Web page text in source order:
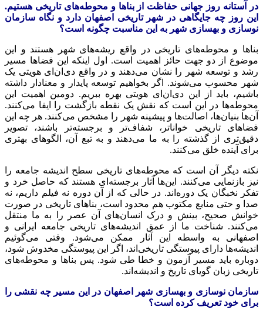
در آستانه روز جهانی حفاظت از بناها و محوطه‌های تاریخی هستیم.
این روز چه جایگاهی در شهر تاریخی اصفهان دارد و نگاه سازمان
نوسازی و بهسازی شهر به این مناسبت چگونه است؟
بناها و محوطه‌های تاریخی در واقع ریشه‌های شهر هستند و این
موضوع از دو جهت حائز اهمیت است. اول اینکه این فضاها مسیر
رشد و توسعه شهر را نشان می‌دهند و در واقع دی‌ان‌ای هویتی یک
شهر محسوب می‌شوند. اگر بخواهیم توسعه پایدار و معنادار داشته
باشیم، باید از این دی‌ان‌ای هویتی بهره ببریم. دومین اهمیت این
محوطه‌ها در این است که نقش یک نقطه بازگشت را ایفا می‌کنند.
آن‌ها بنیان‌ها، اصالت‌ها و پیشینه شهر را مشخص می‌کنند. هر چه این
فضاهای تاریخی خواناتر، شفاف‌تر و برجسته‌تر باشند، تصویر
دقیق‌تری از گذشته را به ما می‌دهند و به تبع آن، الگوهای بهتری
برای آینده خلق می‌کنند.
نکته دیگر آن است که محوطه‌های تاریخی سطح اندیشه جامعه را
نیز بازنمایی می‌کنند. این‌ها آثار برجسته‌ای هستند که حاصل خرد و
تفکر نخبگان یک دوره‌اند. در حالی که از آن دوره نه فیلم داریم، نه
صدا و حتی منابع مکتوب هم محدود است، بناهای تاریخی در صورت
خوانش صحیح، بینش و درک انسان‌های آن عصر را به ما منتقل
می‌کنند. شناخت ما از عمق اندیشه‌های تاریخی جامعه ایرانی و
اصفهانی به واسطه این آثار ممکن می‌شود. وقتی می‌گوئیم
اندیشه‌ها دارای پیوستگی تاریخی‌اند، اگر این پیوستگی مخدوش شود،
دوباره باید مسیر آزمون و خطا طی شود. پس بناها و محوطه‌های
تاریخی زبان گویای تاریخ و اندیشه‌اند.
سازمان نوسازی و بهسازی شهر اصفهان در این مسیر چه نقشی را
برای خود تعریف کرده است؟